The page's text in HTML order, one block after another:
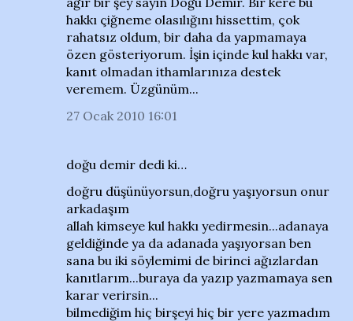
hakkı çiğneme olasılığını hissettim, çok
rahatsız oldum, bir daha da yapmamaya
özen gösteriyorum. İşin içinde kul hakkı var,
kanıt olmadan ithamlarınıza destek
veremem. Üzgünüm...
27 Ocak 2010 16:01
doğu demir dedi ki…
doğru düşünüyorsun,doğru yaşıyorsun onur
arkadaşım
allah kimseye kul hakkı yedirmesin...adanaya
geldiğinde ya da adanada yaşıyorsan ben
sana bu iki söylemimi de birinci ağızlardan
kanıtlarım...buraya da yazıp yazmamaya sen
karar verirsin...
bilmediğim hiç birşeyi hiç bir yere yazmadım